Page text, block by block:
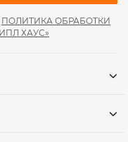
ПОЛИТИКА ОБРАБОТКИ
ХАУС»